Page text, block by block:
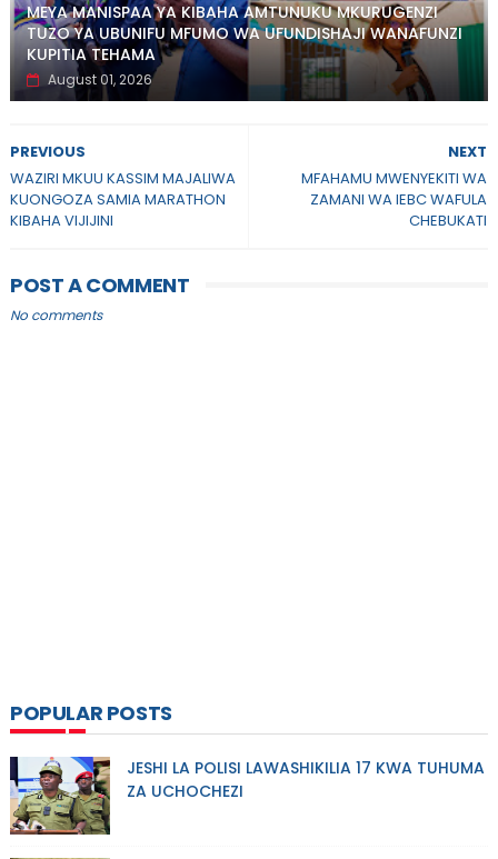
MEYA MANISPAA YA KIBAHA AMTUNUKU MKURUGENZI
TUZO YA UBUNIFU MFUMO WA UFUNDISHAJI WANAFUNZI
KUPITIA TEHAMA
August 01, 2026
NEXT
MFAHAMU MWENYEKITI WA
ZAMANI WA IEBC WAFULA
CHEBUKATI
PREVIOUS
WAZIRI MKUU KASSIM MAJALIWA
KUONGOZA SAMIA MARATHON
KIBAHA VIJIJINI
POST A COMMENT
No comments
POPULAR POSTS
JESHI LA POLISI LAWASHIKILIA 17 KWA TUHUMA
ZA UCHOCHEZI